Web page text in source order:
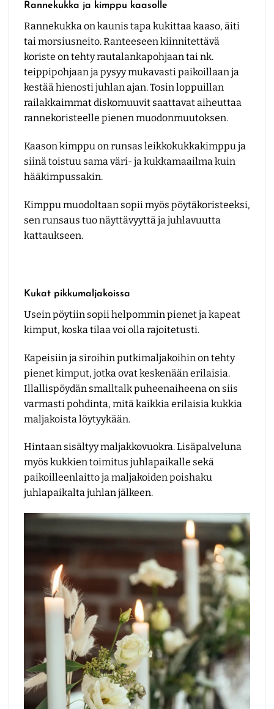
Rannekukka ja kimppu kaasolle
Rannekukka on kaunis tapa kukittaa kaaso, äiti
tai morsiusneito. Ranteeseen kiinnitettävä
koriste on tehty rautalankapohjaan tai nk.
teippipohjaan ja pysyy mukavasti paikoillaan ja
kestää hienosti juhlan ajan. Tosin loppuillan
railakkaimmat diskomuuvit saattavat aiheuttaa
rannekoristeelle pienen muodonmuutoksen.
Kaason kimppu on runsas leikkokukkakimppu ja
siinä toistuu sama väri- ja kukkamaailma kuin
hääkimpussakin.
Kimppu muodoltaan sopii myös pöytäkoristeeksi,
sen runsaus tuo näyttävyyttä ja juhlavuutta
kattaukseen.
Kukat pikkumaljakoissa
Usein pöytiin sopii helpommin pienet ja kapeat
kimput, koska tilaa voi olla rajoitetusti.
Kapeisiin ja siroihin putkimaljakoihin on tehty
pienet kimput, jotka ovat keskenään erilaisia.
Illallispöydän smalltalk puheenaiheena on siis
varmasti pohdinta, mitä kaikkia erilaisia kukkia
maljakoista löytyykään.
Hintaan sisältyy maljakkovuokra. Lisäpalveluna
myös kukkien toimitus juhlapaikalle sekä
paikoilleenlaitto ja maljakoiden poishaku
juhlapaikalta juhlan jälkeen.